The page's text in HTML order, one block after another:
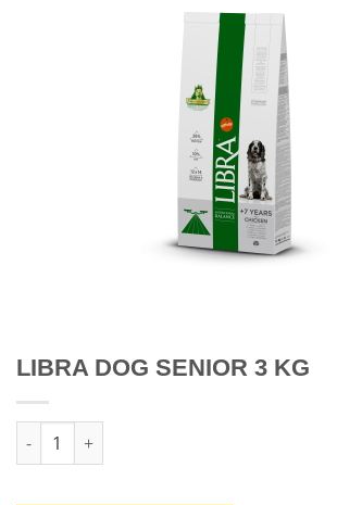
LIBRA DOG SENIOR 3 KG
Quantidade de LIBRA DOG SENIOR 3 KG